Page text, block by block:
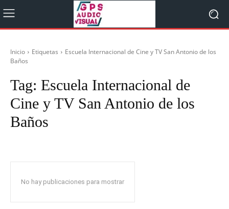
Inicio Etiquetas
Escuela Internacional de Cine y TV San Antonio de los
Baños
Tag: Escuela Internacional de
Cine y TV San Antonio de los
Baños
No hay publicaciones para mostrar